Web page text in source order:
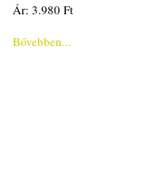
Ár: 3.980 Ft
Bővebben...